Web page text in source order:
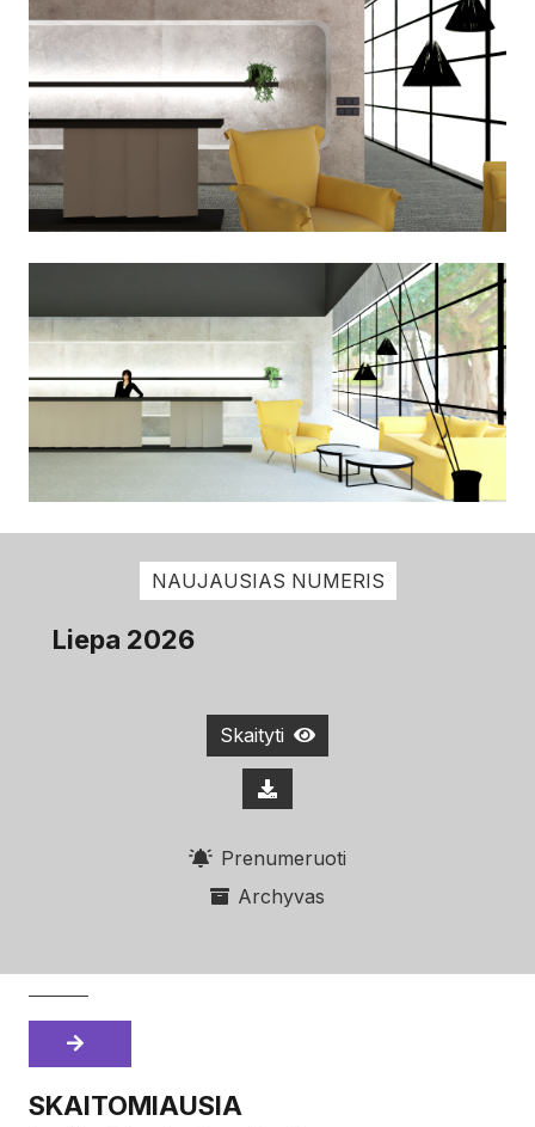
NAUJAUSIAS NUMERIS
Liepa 2026
Skaityti
Prenumeruoti
Archyvas
SKAITOMIAUSIA